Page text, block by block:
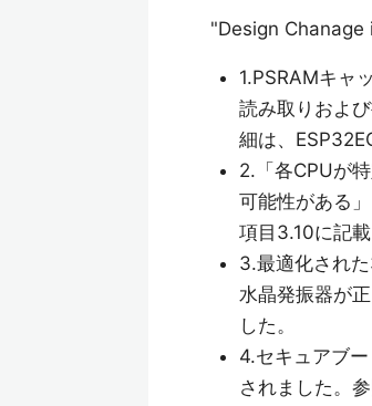
"Design Chanage
1.PSRAMキャ
読み取りおよ
細は、
2.「各CPUが
可能性がある
項目3.10に記載
3.最適化され
水晶発振器が
した。
4.セキュアブ
されました。